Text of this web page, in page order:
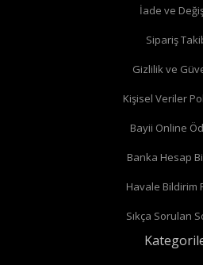
İade ve
Sipariş
Gizlilik ve
Kişisel Veriler
Bayii Online
Banka Hesap
Havale Bildirim
Sıkça Sorulan